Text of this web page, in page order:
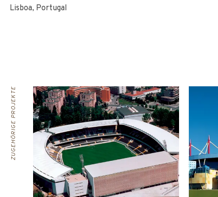
Lisboa, Portugal
ZUGEHÖRIGE PROJEKTE